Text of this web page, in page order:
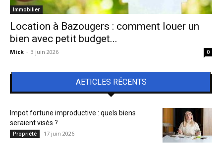
Immobilier
Location à Bazougers : comment louer un
bien avec petit budget...
Mick - 3 juin 2026 0
AETICLES RÉCENTS
Impot fortune improductive : quels biens
seraient visés ?
Propriété 17 juin 2026